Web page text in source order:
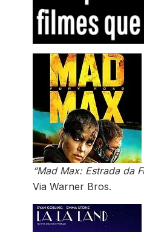
“Mad Max: Estrada da
Via Warner Bros.